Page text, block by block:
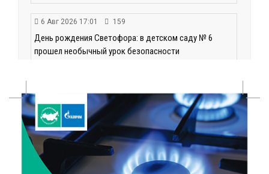
6 Авг 2026 17:01 159
День рождения Светофора: в детском саду № 6
прошел необычный урок безопасности
В Твери пройдёт дополнительный день приёма в
колледжи
6 Авг 2026 16:37 143
Исследование: ежемесячная смена категорий